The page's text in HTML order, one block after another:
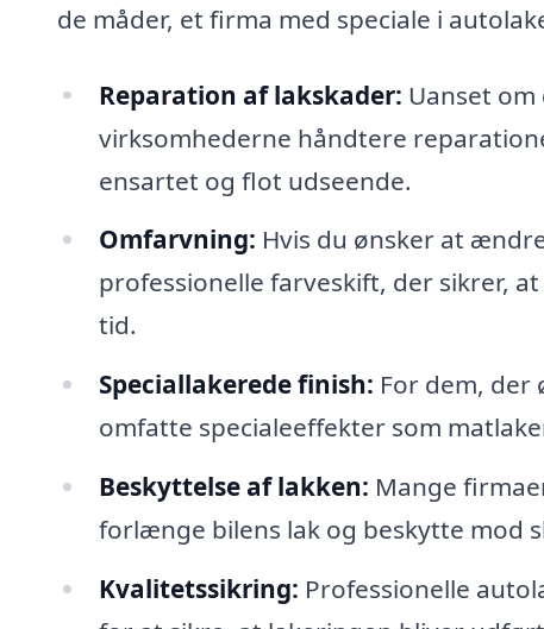
de måder, et firma med speciale i
Reparation af lakskader: Uanset
virksomhederne håndtere
ensartet og flot udseende.
Omfarvning: Hvis du ønsker at
professionelle farveskift, der sikrer,
tid.
Speciallakerede finish: For dem, der
omfatte specialeeffekter som
Beskyttelse af lakken: Mange
forlænge bilens lak og beskytte mod
Kvalitetssikring: Professionelle